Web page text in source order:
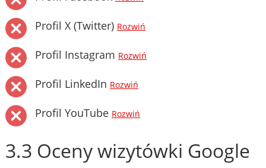
Profil X (Twitter) Rozwiń
Profil Instagram Rozwiń
Profil LinkedIn Rozwiń
Profil YouTube Rozwiń
3.3 Oceny wizytówki Google